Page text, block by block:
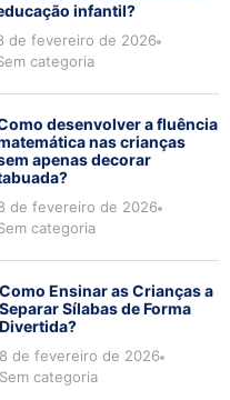
infantil?
de fevereiro de 2026
categoria
desenvolver a fluência
nas crianças
apenas decorar
de fevereiro de 2026
categoria
Como Ensinar as Crianças a
Separar Sílabas de Forma
Divertida?
8 de fevereiro de 2026
Sem categoria